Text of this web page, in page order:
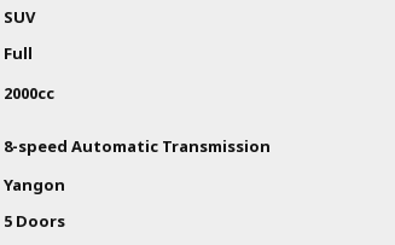
SUV
Full
2000cc
8-speed Automatic Transmission
Yangon
5 Doors